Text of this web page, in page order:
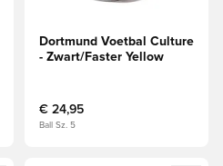
Dortmund Voetbal Culture
- Zwart/Faster Yellow
€ 24,95
Ball Sz. 5